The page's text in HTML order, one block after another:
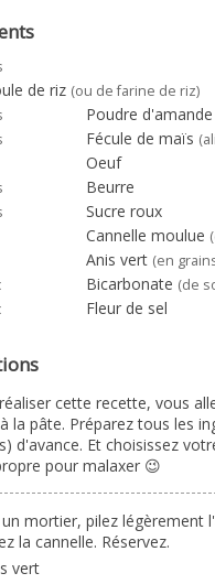
de riz (ou de farine de riz)
Poudre d'amande
Fécule de maïs
Oeuf
Beurre
Sucre roux
Cannelle moulue
Anis vert (en
Bicarbonate (de
Fleur de sel
cette recette, vous
la pâte. Préparez tous les
d'avance. Et choisissez
pour malaxer 😉
mortier, pilez légèrement
la cannelle. Réservez.